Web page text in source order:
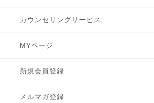
カウンセリングサービス
MYページ
新規会員登録
メルマガ登録